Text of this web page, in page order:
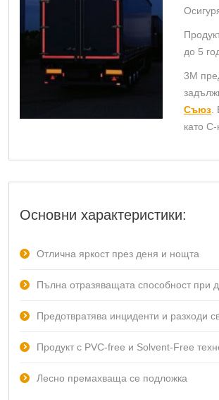
до 5
3M
Съюз
като
Основни характеристики:
Отлична яркост през деня и нощта
Пълна отразяващата способност при
Предотвратява инциденти и разходи
Продукт с PVC-free и Solvent-Free
Лесно премахваща се подложка